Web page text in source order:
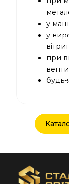
у
у
при
будь-